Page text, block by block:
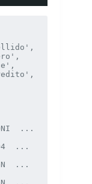
...
...